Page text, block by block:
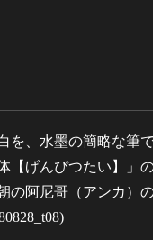
を、水墨の簡略な筆
【げんぴつたい】」
の阿尼哥（アンカ）